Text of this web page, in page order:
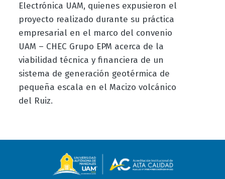
Electrónica UAM, quienes expusieron el
proyecto realizado durante su práctica
empresarial en el marco del convenio
UAM – CHEC Grupo EPM acerca de la
viabilidad técnica y financiera de un
sistema de generación geotérmica de
pequeña escala en el Macizo volcánico
del Ruiz.